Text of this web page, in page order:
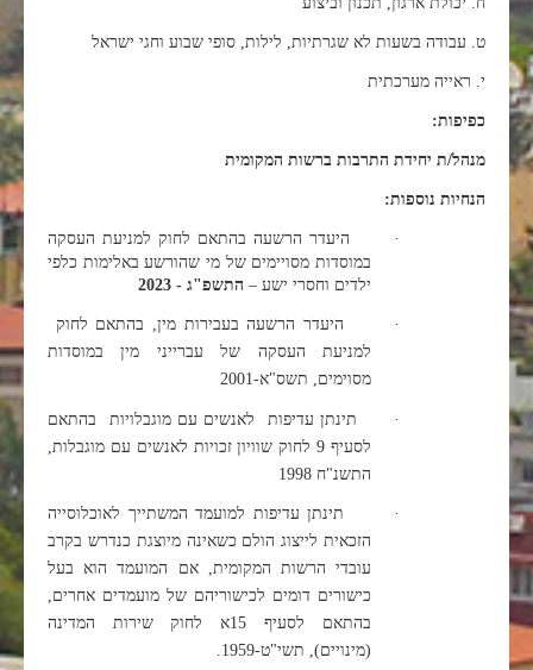
ט. עבודה בשעות לא שגרתיות, לילות, סופי שבוע וחגי ישראל
י. ראייה מערכתית
כפיפות:
מנהל/ת יחידת התרבות ברשות המקומית
הנחיות נוספות:
·
היעדר הרשעה בהתאם לחוק למניעת העסקה
במוסדות מסויימים של מי שהורשע באלימות כלפי
ילדים וחסרי ישע –התשפ"ג - 2023
·
היעדר הרשעה בעבירות מין, בהתאם לחוק
למניעת העסקה של עברייני מין במוסדות
מסוימים, תשס"א-2001
·
תינתן עדיפות לאנשים עם מוגבלויות בהתאם
לסעיף 9 לחוק שוויון זכויות לאנשים עם מוגבלות,
התשנ"ח 1998
·
תינתן עדיפות למועמד המשתייך לאוכלוסייה
הזכאית לייצוג הולם כשאינה מיוצגת כנדרש בקרב
עובדי הרשות המקומית, אם המועמד הוא בעל
כישורים דומים לכישוריהם של מועמדים אחרים,
בהתאם לסעיף 15א לחוק שירות המדינה
(מינויים), תשי"ט-1959.